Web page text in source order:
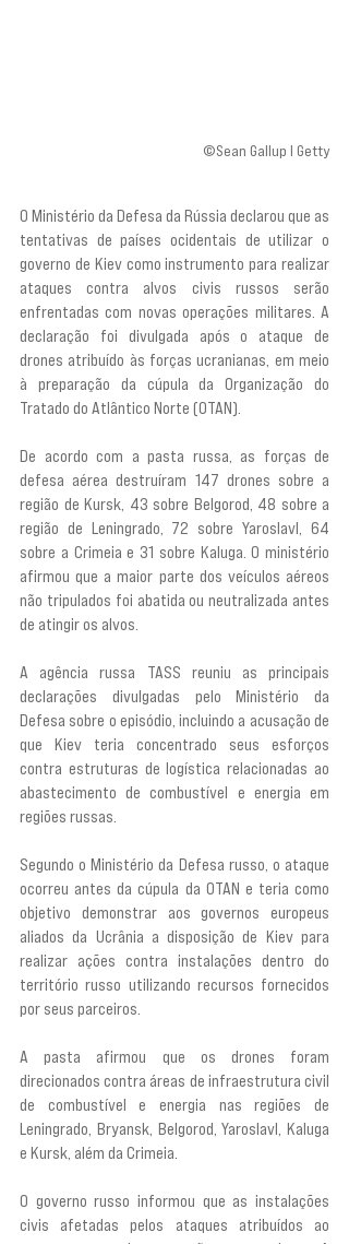
©Sean Gallup I Getty
O Ministério da Defesa da Rússia declarou que as
tentativas de países ocidentais de utilizar o
governo de Kiev como instrumento para realizar
ataques contra alvos civis russos serão
enfrentadas com novas operações militares. A
declaração foi divulgada após o ataque de
drones atribuído às forças ucranianas, em meio
à preparação da cúpula da Organização do
Tratado do Atlântico Norte (OTAN).
De acordo com a pasta russa, as forças de
defesa aérea destruíram 147 drones sobre a
região de Kursk, 43 sobre Belgorod, 48 sobre a
região de Leningrado, 72 sobre Yaroslavl, 64
sobre a Crimeia e 31 sobre Kaluga. O ministério
afirmou que a maior parte dos veículos aéreos
não tripulados foi abatida ou neutralizada antes
de atingir os alvos.
A agência russa TASS reuniu as principais
declarações divulgadas pelo Ministério da
Defesa sobre o episódio, incluindo a acusação de
que Kiev teria concentrado seus esforços
contra estruturas de logística relacionadas ao
abastecimento de combustível e energia em
regiões russas.
Segundo o Ministério da Defesa russo, o ataque
ocorreu antes da cúpula da OTAN e teria como
objetivo demonstrar aos governos europeus
aliados da Ucrânia a disposição de Kiev para
realizar ações contra instalações dentro do
território russo utilizando recursos fornecidos
por seus parceiros.
A pasta afirmou que os drones foram
direcionados contra áreas de infraestrutura civil
de combustível e energia nas regiões de
Leningrado, Bryansk, Belgorod, Yaroslavl, Kaluga
e Kursk, além da Crimeia.
O governo russo informou que as instalações
civis afetadas pelos ataques atribuídos ao